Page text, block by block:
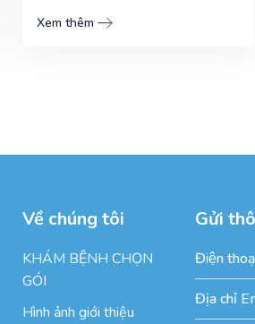
Xem thêm
Về chúng tôi
KHÁM BỆNH CHỌN
GÓI
Hình ảnh giới thiệu
Gửi
Điện
Địa chỉ